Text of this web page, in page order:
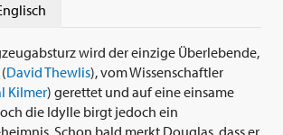
wird der einzige Überlebende,
David Thewlis), vom Wissenschaftler
Kilmer) gerettet und auf eine einsame
die Idylle birgt jedoch ein
Schon bald merkt Douglas, dass er